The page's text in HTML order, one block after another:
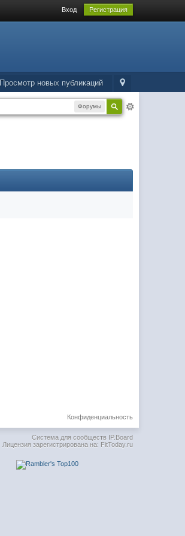
Вход Регистрация
Просмотр новых публикаций
Форумы
Конфиденциальность
Система для сообществ IP.Board
Лицензия зарегистрирована на: FitToday.ru